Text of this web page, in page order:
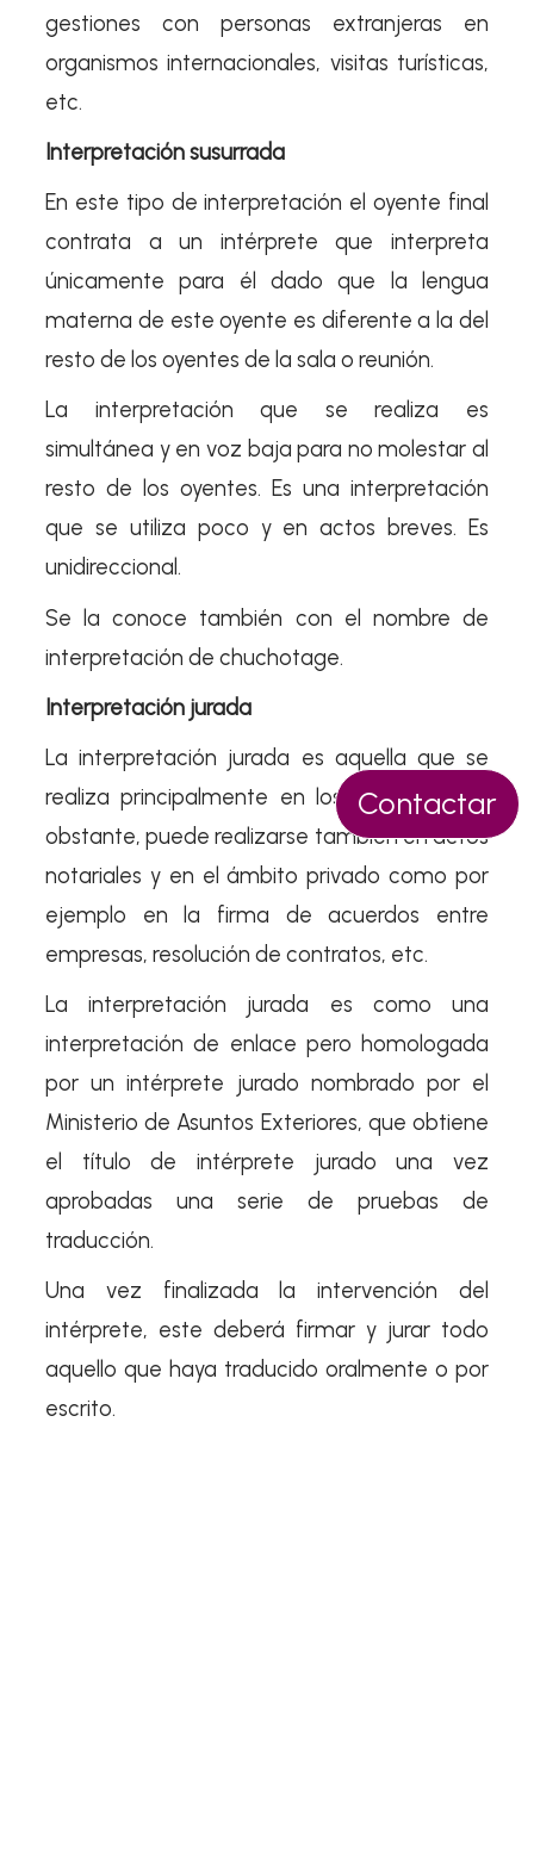
Contactar
gestiones con personas extranjeras en
organismos internacionales, visitas turísticas,
etc.
Interpretación susurrada
En este tipo de interpretación el oyente final
contrata a un intérprete que interpreta
únicamente para él dado que la lengua
materna de este oyente es diferente a la del
resto de los oyentes de la sala o reunión.
La interpretación que se realiza es
simultánea y en voz baja para no molestar al
resto de los oyentes. Es una interpretación
que se utiliza poco y en actos breves. Es
unidireccional.
Se la conoce también con el nombre de
interpretación de chuchotage.
Interpretación jurada
La interpretación jurada es aquella que se
realiza principalmente en los Juzgados. No
obstante, puede realizarse también en actos
notariales y en el ámbito privado como por
ejemplo en la firma de acuerdos entre
empresas, resolución de contratos, etc.
La interpretación jurada es como una
interpretación de enlace pero homologada
por un intérprete jurado nombrado por el
Ministerio de Asuntos Exteriores, que obtiene
el título de intérprete jurado una vez
aprobadas una serie de pruebas de
traducción.
Una vez finalizada la intervención del
intérprete, este deberá firmar y jurar todo
aquello que haya traducido oralmente o por
escrito.